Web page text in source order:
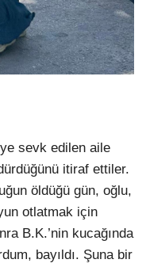
sevk edilen aile
itiraf ettiler.
öldüğü gün, oğlu,
otlatmak için
B.K.’nin kucağında
bayıldı. Şuna bir